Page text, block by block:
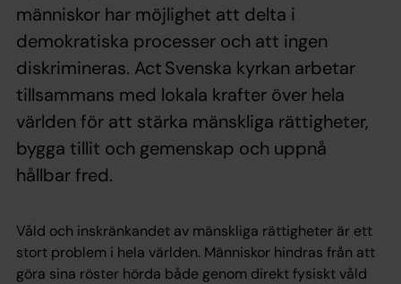
människor har möjlighet att delta i
demokratiska processer och att ingen
diskrimineras. Act Svenska kyrkan arbetar
tillsammans med lokala krafter över hela
världen för att stärka mänskliga rättigheter,
bygga tillit och gemenskap och uppnå
hållbar fred.
Våld och inskränkandet av mänskliga rättigheter är ett
stort problem i hela världen. Människor hindras från att
göra sina röster hörda både genom direkt fysiskt våld